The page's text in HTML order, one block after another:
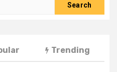
Trending